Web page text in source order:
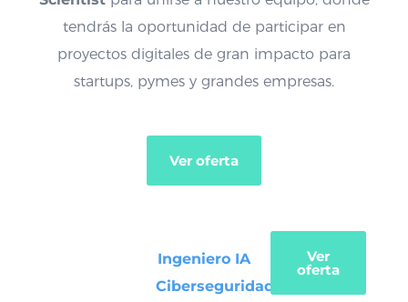
tendrás la oportunidad de participar en
proyectos digitales de gran impacto para
startups, pymes y grandes empresas.
Ver oferta
Ingeniero IA
Ciberseguridad
Ver
oferta